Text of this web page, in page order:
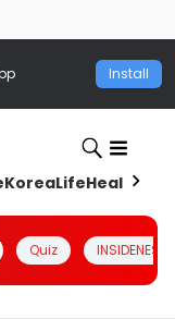
Install
KoreaLifeHealth
Quiz INSIDENESIA